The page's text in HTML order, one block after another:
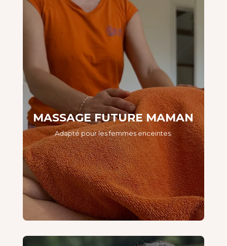
MASSAGE FUTURE MAMAN
Adapté pour les femmes enceintes.